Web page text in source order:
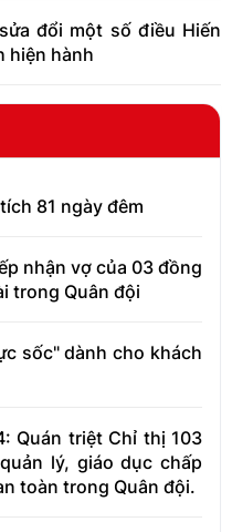
đổi một số điều Hiến
hiện hành
81 ngày đêm
nhận vợ của 03 đồng
trong Quân đội
sốc" dành cho khách
Quán triệt Chỉ thị 103
lý, giáo dục chấp
toàn trong Quân đội.